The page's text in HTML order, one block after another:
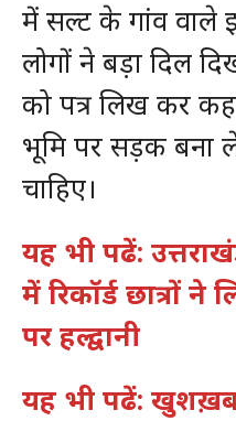
में सल्ट के गांव वाले
लोगों ने बड़ा दिल
को पत्र लिख कर
भूमि पर सड़क बना
चाहिए।
यह भी पढें:
में रिकॉर्ड छात्रों ने
पर हल्द्वानी
यह भी पढें: